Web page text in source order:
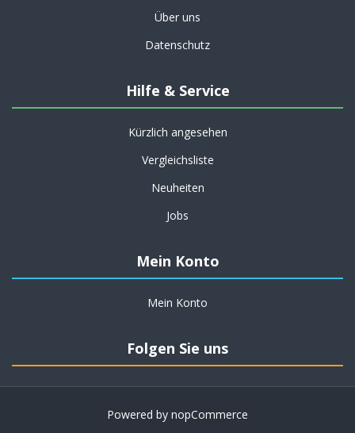
Über uns
Datenschutz
Hilfe & Service
Kürzlich angesehen
Vergleichsliste
Neuheiten
Jobs
Mein Konto
Mein Konto
Folgen Sie uns
Powered by nopCommerce